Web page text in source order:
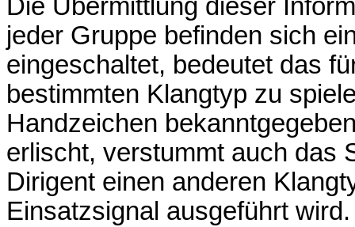
Die Übermittlung dieser
jeder Gruppe befinden sich
eingeschaltet, bedeutet das
bestimmten Klangtyp zu
Handzeichen
erlischt, verstummt auch das
Dirigent einen anderen
Einsatzsignal ausgeführt wird.